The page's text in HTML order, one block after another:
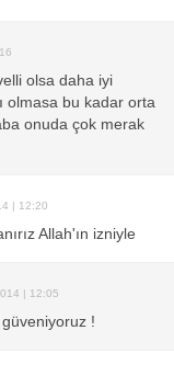
olsa daha iyi
olmasa bu kadar orta
onuda çok merak
| 12:20
Allah'ın izniyle
| 12:05
güveniyoruz !